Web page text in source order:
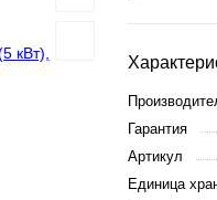
Гарантия
Артикул
Единица